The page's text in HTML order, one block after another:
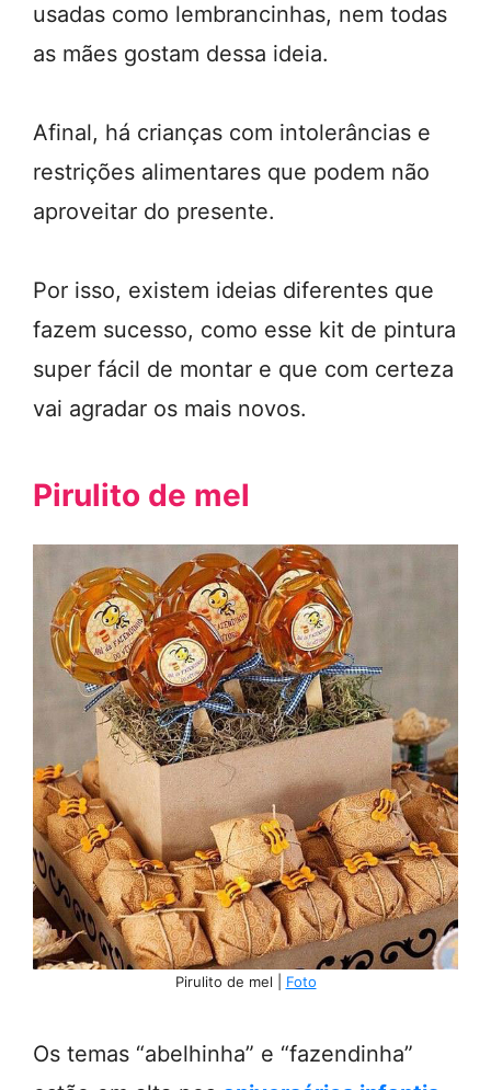
usadas como lembrancinhas, nem todas
as mães gostam dessa ideia.
Afinal, há crianças com intolerâncias e
restrições alimentares que podem não
aproveitar do presente.
Por isso, existem ideias diferentes que
fazem sucesso, como esse kit de pintura
super fácil de montar e que com certeza
vai agradar os mais novos.
Pirulito de mel
Pirulito de mel | Foto
Os temas “abelhinha” e “fazendinha”